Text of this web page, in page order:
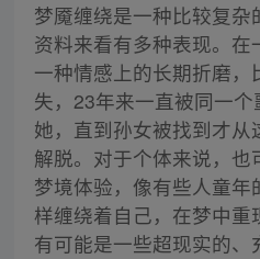
梦魇缠绕是一种比较复
资料来看有多种表现。
一种情感上的长期折磨
失，23年来一直被同一
她，直到孙女被找到才从
解脱。对于个体来说，
梦境体验，像有些人童
样缠绕着自己，在梦中
有可能是一些超现实的、